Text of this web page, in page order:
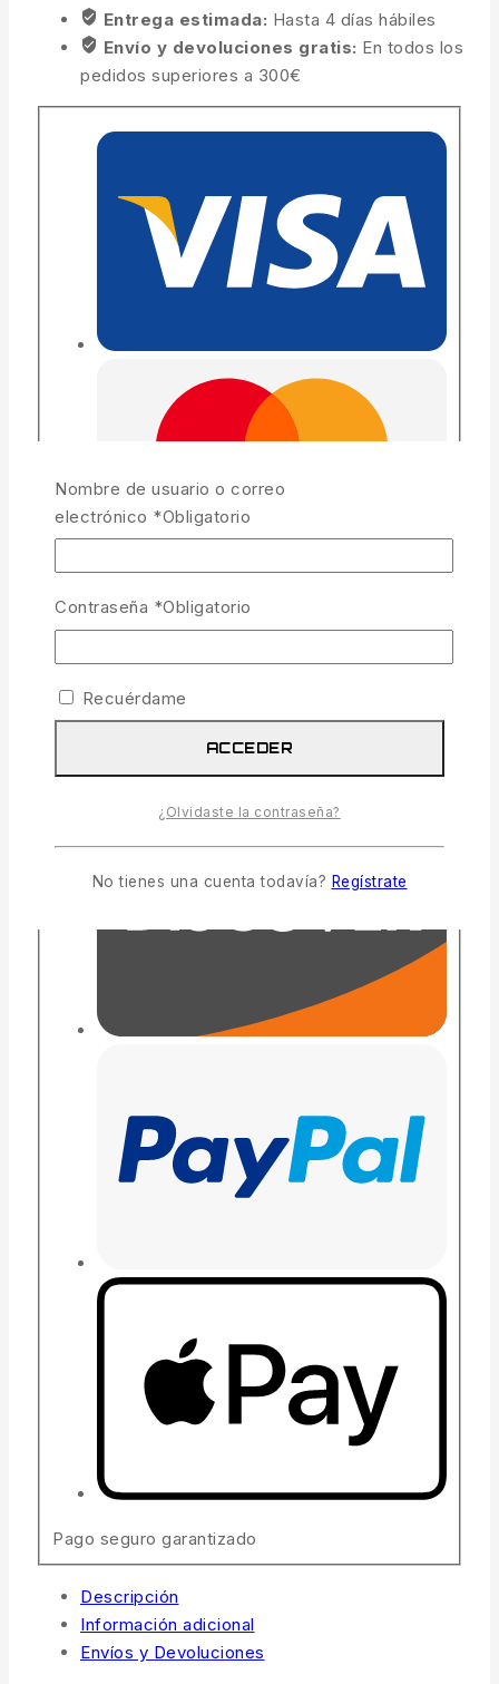
Entrega estimada: Hasta 4 días hábiles
Envío y devoluciones gratis: En todos los
pedidos superiores a 300€
Pago seguro garantizado
Descripción
Información adicional
Envíos y Devoluciones
Nombre de usuario o correo
electrónico *Obligatorio
Contraseña *Obligatorio
Recuérdame
ACCEDER
¿Olvidaste la contraseña?
No tienes una cuenta todavía? Regístrate